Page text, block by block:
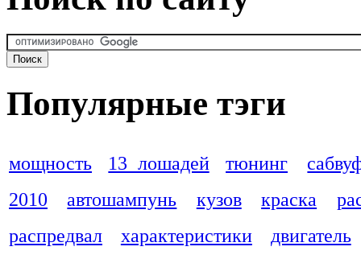
Популярные тэги
мощность 13 лошадей тюнинг
2010
автошампунь кузов краска
распредвал
характеристики
двигатель